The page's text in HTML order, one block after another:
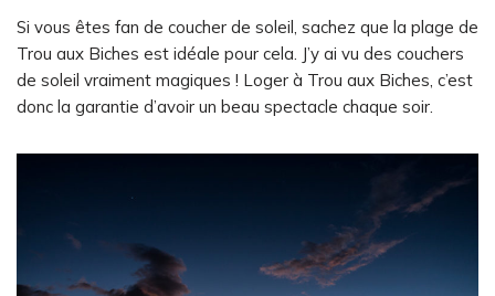
Si vous êtes fan de coucher de soleil, sachez que la plage de
Trou aux Biches est idéale pour cela. J’y ai vu des couchers
de soleil vraiment magiques ! Loger à Trou aux Biches, c’est
donc la garantie d’avoir un beau spectacle chaque soir.